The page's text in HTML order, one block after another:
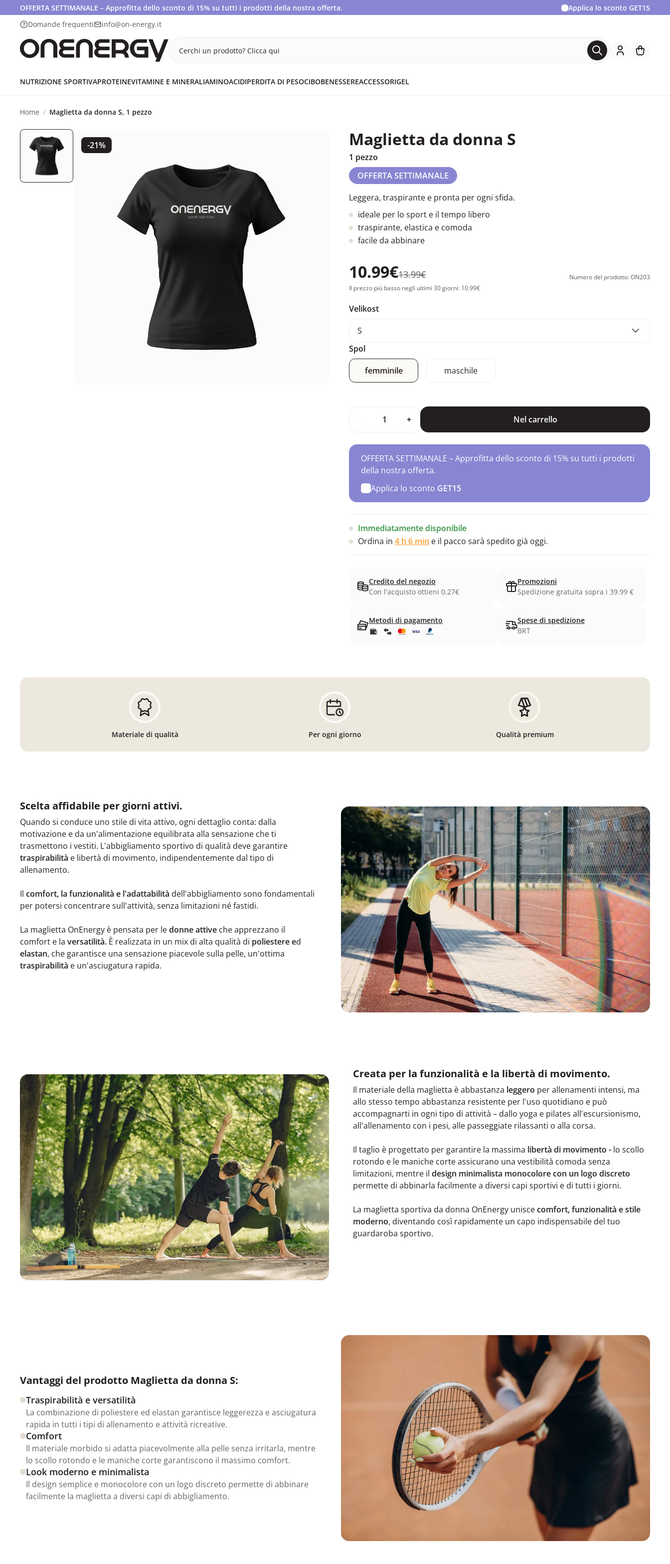
OFFERTA SETTIMANALE – Approfitta dello sconto di 15% su tutti i prodotti della nostra offerta. Applica lo sconto GET15
Domande frequenti
info@on-energy.it
Cerchi un prodotto? Clicca qui
NUTRIZIONE SPORTIVAPROTEINEVITAMINE E MINERALIAMINOACIDIPERDITA DI PESOCIBOBENESSEREACCESSORIGEL
Home Maglietta da donna S, 1 pezzo
-21% Maglietta da donna S
1 pezzo
OFFERTA SETTIMANALE
Leggera, traspirante e pronta per ogni sfida.
ideale per lo sport e il tempo libero
traspirante, elastica e comoda
facile da abbinare
10.99€13.99€
Numero del prodotto: ON203
Il prezzo più basso negli ultimi 30 giorni: 10.99€
Velikost
S
Spol
femminile
maschile
+ Nel carrello
OFFERTA SETTIMANALE – Approfitta dello sconto di 15% su tutti i prodotti
della nostra offerta.
Applica lo sconto GET15
Immediatamente disponibile
Ordina in 4 h 6 min e il pacco sarà spedito già oggi.
Credito del negozio
Con l'acquisto ottieni 0.27€
Promozioni
Spedizione gratuita sopra i 39.99 €
Metodi di pagamento
Spese di spedizione
BRT
Materiale di qualità Per ogni giorno Qualità premium
Scelta affidabile per giorni attivi.
Quando si conduce uno stile di vita attivo, ogni dettaglio conta: dalla
motivazione e da un'alimentazione equilibrata alla sensazione che ti
trasmettono i vestiti. L'abbigliamento sportivo di qualità deve garantire
traspirabilità e libertà di movimento, indipendentemente dal tipo di
allenamento.
Il comfort, la funzionalità e l'adattabilità dell'abbigliamento sono fondamentali
per potersi concentrare sull'attività, senza limitazioni né fastidi.
La maglietta OnEnergy è pensata per ledonne attive che apprezzano il
comfort e la versatilità. È realizzata in un mix di alta qualità di poliestere ed
elastan, che garantisce una sensazione piacevole sulla pelle, un'ottima
traspirabilità e un'asciugatura rapida.
Creata per la funzionalità e la libertà di movimento.
Il materiale della maglietta è abbastanza leggero per allenamenti intensi, ma
allo stesso tempo abbastanza resistente per l'uso quotidiano e può
accompagnarti in ogni tipo di attività – dallo yoga e pilates all'escursionismo,
all'allenamento con i pesi, alle passeggiate rilassanti o alla corsa.
Il taglio è progettato per garantire la massima libertà di movimento - lo scollo
rotondo e le maniche corte assicurano una vestibilità comoda senza
limitazioni, mentre il design minimalista monocolore con un logo discreto
permette di abbinarla facilmente a diversi capi sportivi e di tutti i giorni.
La maglietta sportiva da donna OnEnergy uniscecomfort, funzionalità e stile
moderno, diventando così rapidamente un capo indispensabile del tuo
guardaroba sportivo.
Vantaggi del prodotto Maglietta da donna S:
Traspirabilità e versatilità
La combinazione di poliestere ed elastan garantisce leggerezza e asciugatura
rapida in tutti i tipi di allenamento e attività ricreative.
Comfort
Il materiale morbido si adatta piacevolmente alla pelle senza irritarla, mentre
lo scollo rotondo e le maniche corte garantiscono il massimo comfort.
Look moderno e minimalista
Il design semplice e monocolore con un logo discreto permette di abbinare
facilmente la maglietta a diversi capi di abbigliamento.